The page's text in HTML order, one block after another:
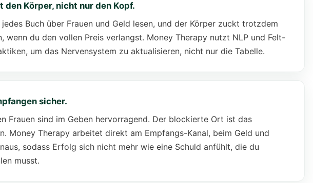
den Körper, nicht nur den Kopf.
Buch über Frauen und Geld lesen, und der Körper zuckt trotzdem
wenn du den vollen Preis verlangst. Money Therapy nutzt NLP und Felt-
um das Nervensystem zu aktualisieren, nicht nur die Tabelle.
sicher.
Frauen sind im Geben hervorragend. Der blockierte Ort ist das
Money Therapy arbeitet direkt am Empfangs-Kanal, beim Geld und
sodass Erfolg sich nicht mehr wie eine Schuld anfühlt, die du
musst.